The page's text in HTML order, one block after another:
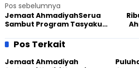
Pos sebelumnya
Jemaat AhmadiyahSerua
Sambut Program Tasyakur
AmalPos Terkait
Jemaat Ahmadiyah